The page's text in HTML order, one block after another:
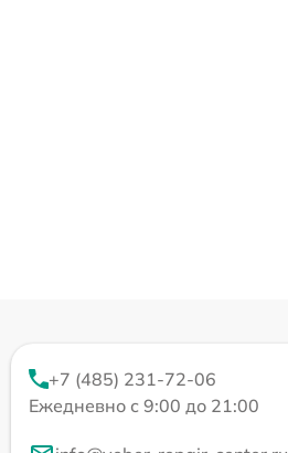
+7 (485) 231-72-06
Ежедневно с 9:00 до 21:00